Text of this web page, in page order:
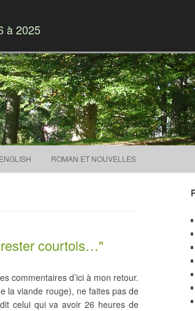
à 2025
ROMAN ET NOUVELLES
rester courtois…"
commentaires d’ici à mon retour.
la viande rouge), ne faites pas de
celui qui va avoir 26 heures de